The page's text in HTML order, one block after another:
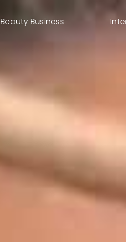
Beauty Business